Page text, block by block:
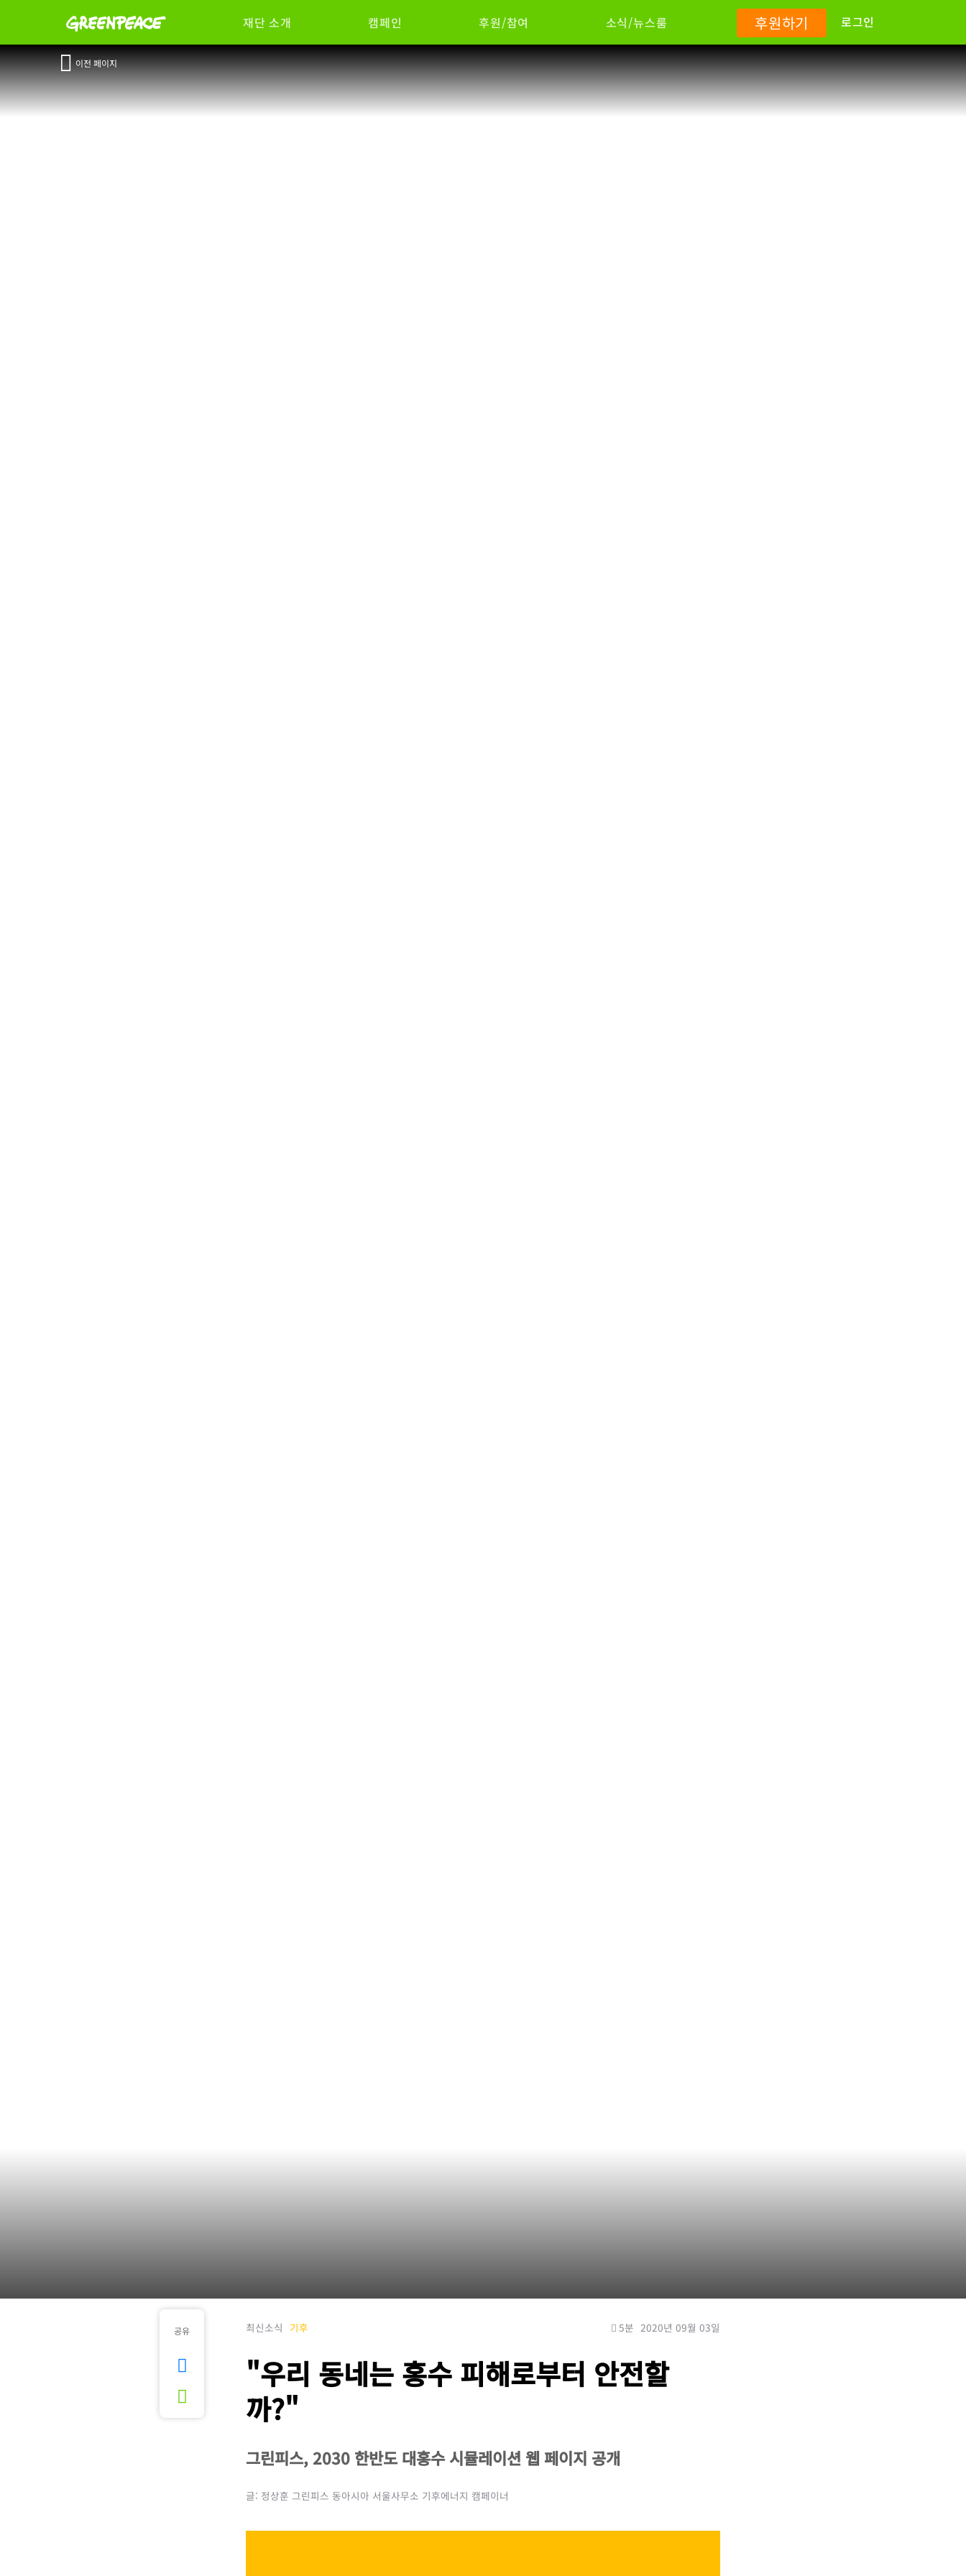
재단 소개 캠페인 후원/참여 소식/뉴스룸 후원하기 로그인
이전 페이지
공유 최신소식 기후 5분 2020년 09월 03일
"우리 동네는 홍수 피해로부터 안전할
까?"
그린피스, 2030 한반도 대홍수 시뮬레이션 웹 페이지 공개
글: 정상훈 그린피스 동아시아 서울사무소 기후에너지 캠페이너